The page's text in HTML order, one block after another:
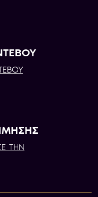
ΤΗΝ